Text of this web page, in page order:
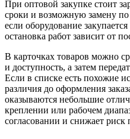
При оптовой закупке стоит
сроки и возможную замену
если оборудование
остановка работ зависит от
В карточках товаров можно
и доступность, а затем
Если в списке есть похожие
различия до оформления
оказываются небольшие
креплении или рабочем
согласовании и снижает риск